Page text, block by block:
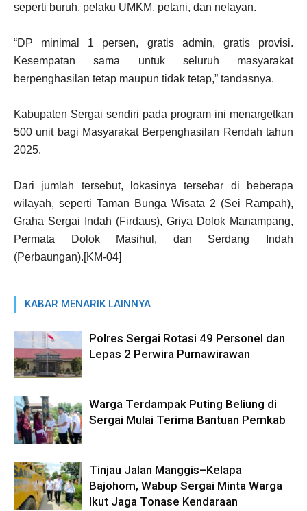
seperti buruh, pelaku UMKM, petani, dan nelayan.
“DP minimal 1 persen, gratis admin, gratis provisi.
Kesempatan sama untuk seluruh masyarakat
berpenghasilan tetap maupun tidak tetap,” tandasnya.
Kabupaten Sergai sendiri pada program ini menargetkan
500 unit bagi Masyarakat Berpenghasilan Rendah tahun
2025.
Dari jumlah tersebut, lokasinya tersebar di beberapa
wilayah, seperti Taman Bunga Wisata 2 (Sei Rampah),
Graha Sergai Indah (Firdaus), Griya Dolok Manampang,
Permata Dolok Masihul, dan Serdang Indah
(Perbaungan).[KM-04]
KABAR MENARIK LAINNYA
Polres Sergai Rotasi 49 Personel dan
Lepas 2 Perwira Purnawirawan
Warga Terdampak Puting Beliung di
Sergai Mulai Terima Bantuan Pemkab
Tinjau Jalan Manggis–Kelapa
Bajohom, Wabup Sergai Minta Warga
Ikut Jaga Tonase Kendaraan